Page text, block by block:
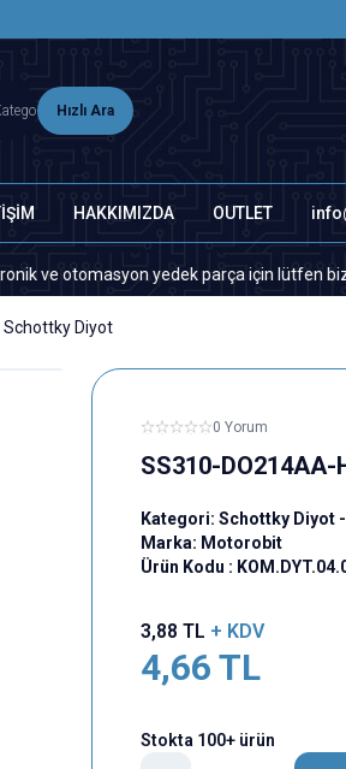
Hızlı Ara
HAKKIMIZDA OUTLET
otomasyon yedek parça için lütfen bizimle
Schottky Diyot
0 Yorum
SS310-
Kategori: Schottky Diyot
Marka: Motorobit
Ürün Kodu :
3,88 TL + KDV
4,66 TL
Stokta 100+ ürün